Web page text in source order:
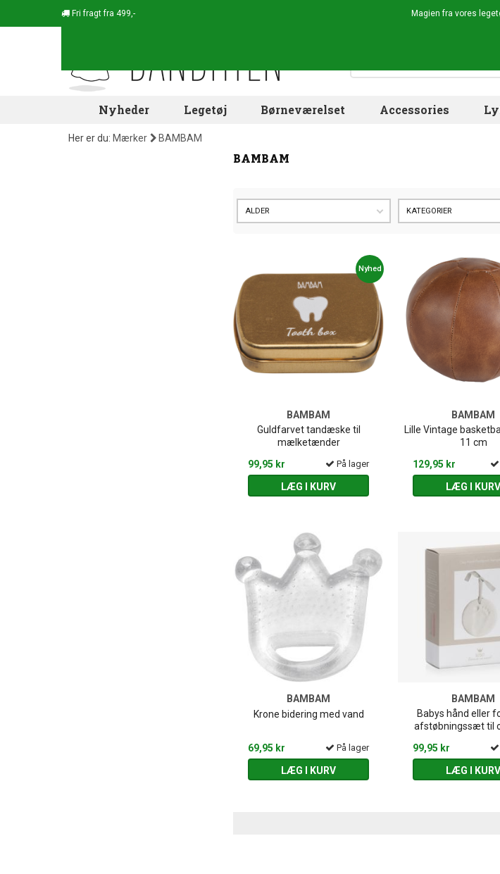
Fri fragt fra 499,- Magien fra vores
Nyheder Legetøj Børneværelset Accessories
Her er du: Mærker BAMBAM
BAMBAM
ALDER KATEGORIER
Nyhed
BAMBAM
Guldfarvet tandæske til
mælketænder
99,95 kr
På lager
LÆG I KURV
BAMBAM
Lille Vintage
11 cm
129,95 kr
LÆG I KURV
BAMBAM
Krone bidering med vand
69,95 kr På lager
LÆG I KURV
BAMBAM
Babys hånd eller
afstøbningssæt til
99,95 kr
LÆG I KURV